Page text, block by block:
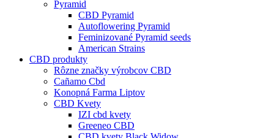
Pyramid
CBD Pyramid
Autoflowering Pyramid
Feminizované Pyramid seeds
American Strains
CBD produkty
Rôzne značky výrobcov CBD
Cañamo Cbd
Konopná Farma Liptov
CBD Kvety
IZI cbd kvety
Greeneo CBD